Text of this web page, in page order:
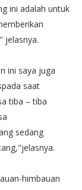
ini adalah untuk
jelasnya.
ini saya juga
saat
tiba – tiba
sedang
himbauan